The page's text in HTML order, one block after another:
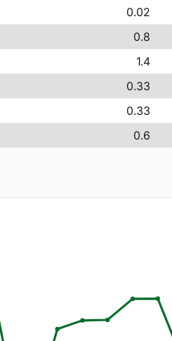
0.02
0.8
1.4
0.33
0.33
0.6